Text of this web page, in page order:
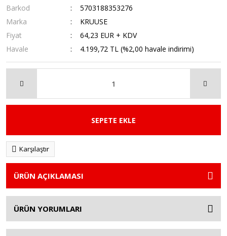
Barkod
5703188353276
Marka
KRUUSE
Fiyat
64,23 EUR + KDV
Havale
4.199,72 TL (%2,00 havale indirimi)
SEPETE EKLE
Karşılaştır
ÜRÜN AÇIKLAMASI
ÜRÜN YORUMLARI